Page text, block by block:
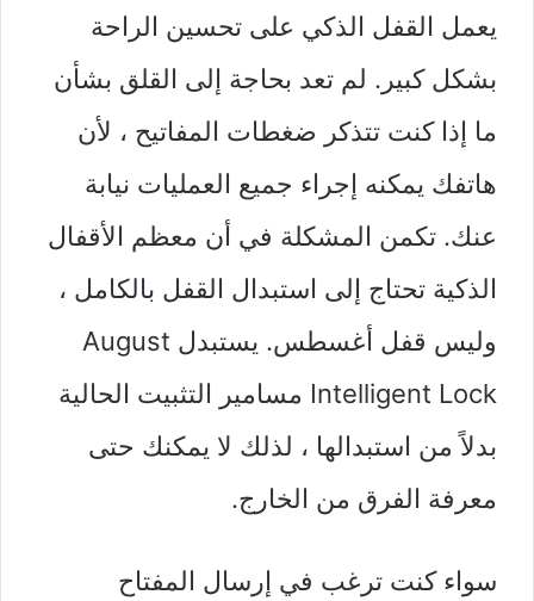
يعمل القفل الذكي على تحسين الراحة
بشكل كبير. لم تعد بحاجة إلى القلق بشأن
ما إذا كنت تتذكر ضغطات المفاتيح ، لأن
هاتفك يمكنه إجراء جميع العمليات نيابة
عنك. تكمن المشكلة في أن معظم الأقفال
الذكية تحتاج إلى استبدال القفل بالكامل ،
وليس قفل أغسطس. يستبدل August
Intelligent Lock مسامير التثبيت الحالية
بدلاً من استبدالها ، لذلك لا يمكنك حتى
معرفة الفرق من الخارج.
سواء كنت ترغب في إرسال المفتاح